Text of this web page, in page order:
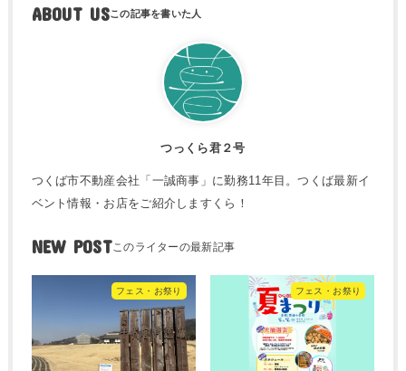
ABOUT US
つっくら君２号
つくば市不動産会社「一誠商事」に勤務11年目。つくば最新イ
ベント情報・お店をご紹介しますくら！
NEW POST
フェス・お祭り フェス・お祭り